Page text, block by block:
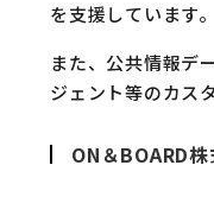
を支援しています。
また、公共情報デ
ジェント等のカス
ON＆BOARD